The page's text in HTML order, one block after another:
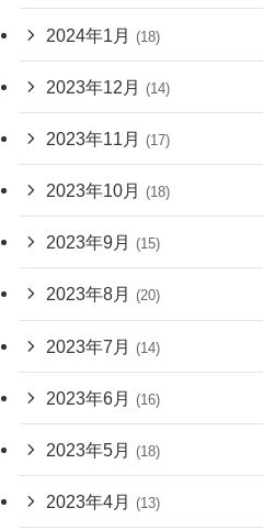
2024年1月 (18)
2023年12月 (14)
2023年11月 (17)
2023年10月 (18)
2023年9月 (15)
2023年8月 (20)
2023年7月 (14)
2023年6月 (16)
2023年5月 (18)
2023年4月 (13)